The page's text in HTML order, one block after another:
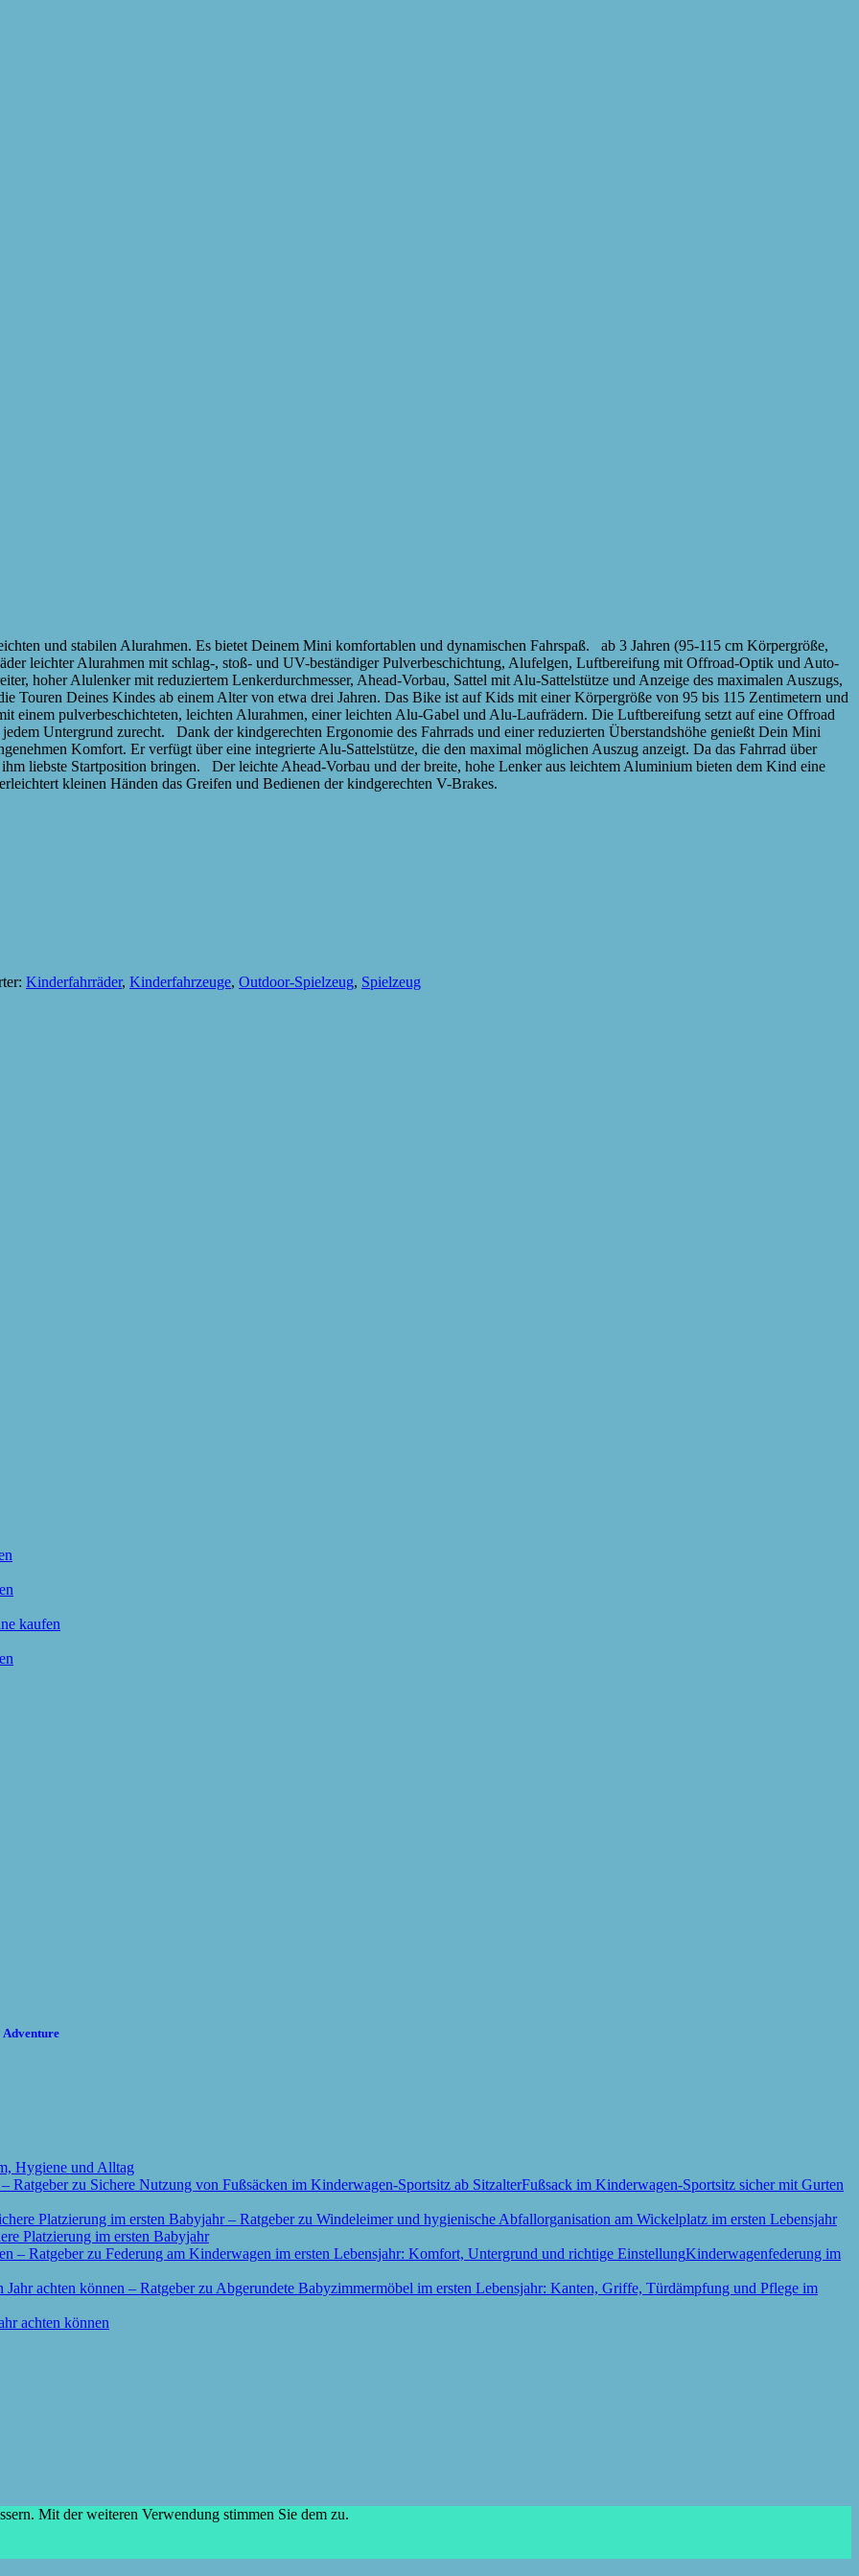
und stabilen Alurahmen. Es bietet Deinem Mini komfortablen und dynamischen Fahrspaß. ab 3 Jahren (95-115 cm Körpergröße,
leichter Alurahmen mit schlag-, stoß- und UV-beständiger Pulverbeschichtung, Alufelgen, Luftbereifung mit Offroad-Optik und Auto-
hoher Alulenker mit reduziertem Lenkerdurchmesser, Ahead-Vorbau, Sattel mit Alu-Sattelstütze und Anzeige des maximalen Auszugs,
Touren Deines Kindes ab einem Alter von etwa drei Jahren. Das Bike ist auf Kids mit einer Körpergröße von 95 bis 115 Zentimetern und
einem pulverbeschichteten, leichten Alurahmen, einer leichten Alu-Gabel und Alu-Laufrädern. Die Luftbereifung setzt auf eine Offroad
Untergrund zurecht. Dank der kindgerechten Ergonomie des Fahrrads und einer reduzierten Überstandshöhe genießt Dein Mini
Komfort. Er verfügt über eine integrierte Alu-Sattelstütze, die den maximal möglichen Auszug anzeigt. Da das Fahrrad über
liebste Startposition bringen. Der leichte Ahead-Vorbau und der breite, hohe Lenker aus leichtem Aluminium bieten dem Kind eine
kleinen Händen das Greifen und Bedienen der kindgerechten V-Brakes.
Kinderfahrräder, Kinderfahrzeuge, Outdoor-Spielzeug, Spielzeug
Adventure
Hygiene und Alltag
Fußsack im Kinderwagen-Sportsitz sicher mit Gurten
Platzierung im ersten Babyjahr
Kinderwagenfederung im
achten können
Mit der weiteren Verwendung stimmen Sie dem zu.